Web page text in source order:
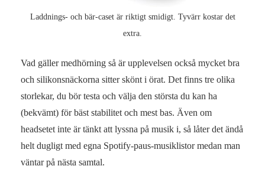
Laddnings- och bär-caset är riktigt smidigt. Tyvärr kostar det
extra.
Vad gäller medhörning så är upplevelsen också mycket bra
och silikonsnäckorna sitter skönt i örat. Det finns tre olika
storlekar, du bör testa och välja den största du kan ha
(bekvämt) för bäst stabilitet och mest bas. Även om
headsetet inte är tänkt att lyssna på musik i, så låter det ändå
helt dugligt med egna Spotify-paus-musiklistor medan man
väntar på nästa samtal.